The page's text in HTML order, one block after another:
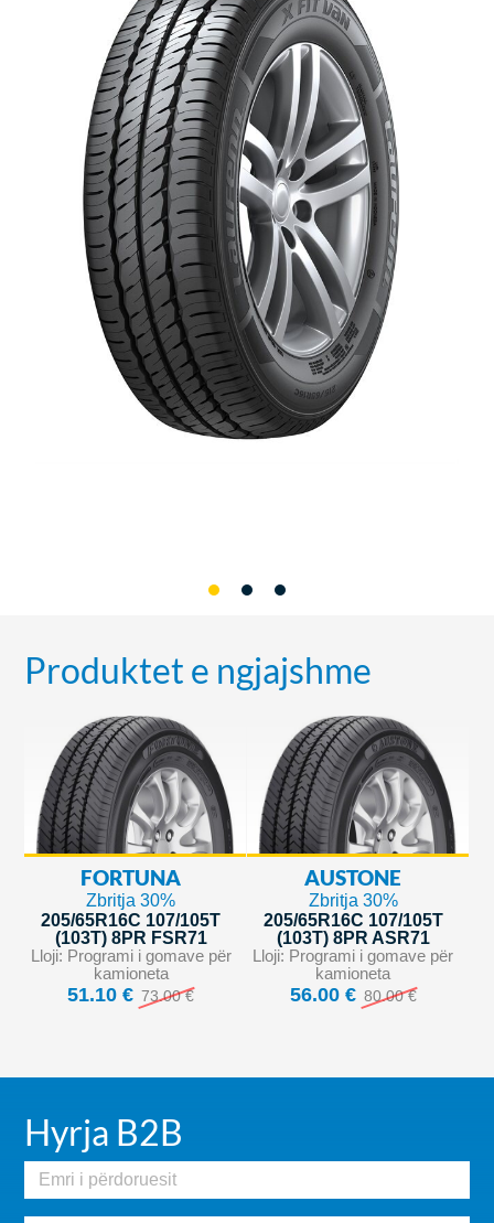
Produktet e ngjajshme
FORTUNA
Zbritja 30%
205/65R16C 107/105T
(103T) 8PR FSR71
Lloji: Programi i gomave për
kamioneta
51.10 € 73.00 €
AUSTONE
Zbritja 30%
205/65R16C 107/105T
(103T) 8PR ASR71
Lloji: Programi i gomave për
kamioneta
56.00 € 80.00 €
Hyrja B2B